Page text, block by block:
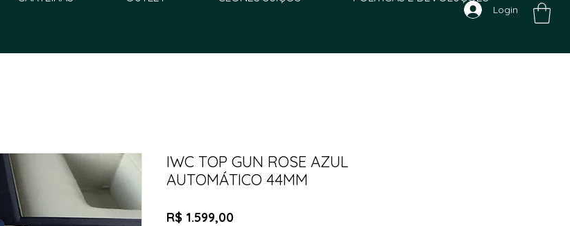
Login
IWC TOP GUN ROSE AZUL
AUTOMÁTICO 44MM
R$ 1.599,00Preço